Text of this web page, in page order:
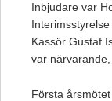
Inbjudare var
Kassör Gustaf
var
Första